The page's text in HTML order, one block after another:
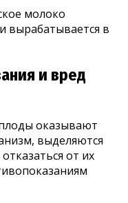
молоко
вырабатывается в
и вред
оказывают
выделяются
от их